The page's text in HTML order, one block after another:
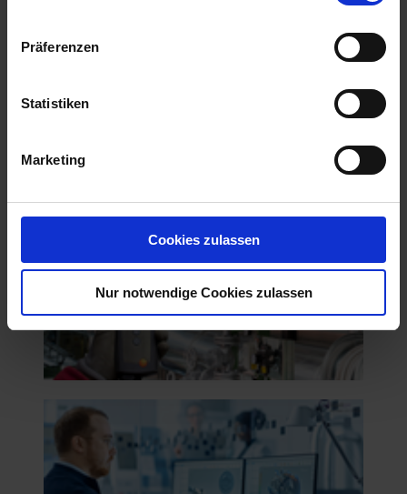
Präferenzen
Statistiken
Marketing
Cookies zulassen
Nur notwendige Cookies zulassen